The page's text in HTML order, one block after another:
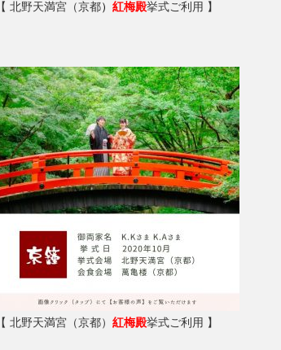
【 北野天満宮（京都） 紅梅殿挙式ご利用 】
【 北野天満宮（京都） 紅梅殿挙式ご利用 】